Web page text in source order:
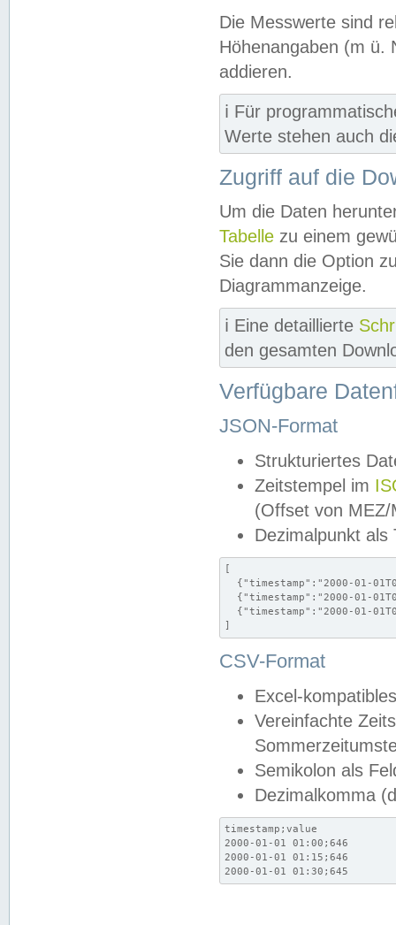
Die Messwerte sind
Höhenangaben (m ü.
addieren.
ℹ️ Für
Werte stehen auch
Zugriff auf die
Um die Daten
Tabelle zu einem
Sie dann die Option
Diagrammanzeige.
ℹ️ Eine detaillierte
den gesamten
Verfügbare
JSON-Format
Strukturiertes
Zeitstempel im
(Offset von MEZ/
Dezimalpunkt als
[
{"timestamp":"2000-01-
{"timestamp":"2000-01-
{"timestamp":"2000-01-
]
CSV-Format
Excel-
Vereinfachte
Semikolon als
Dezimalkomma
timestamp;value
2000-01-01 01:00;646
2000-01-01 01:15;646
2000-01-01 01:30;645